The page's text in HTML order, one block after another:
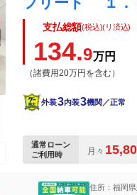
支払総額(税込)(リ済込)
134.9万円
（諸費用20万円を含む）
外装3内装3機関／正常
通常ローン
ご利用時
月々
住所：福岡